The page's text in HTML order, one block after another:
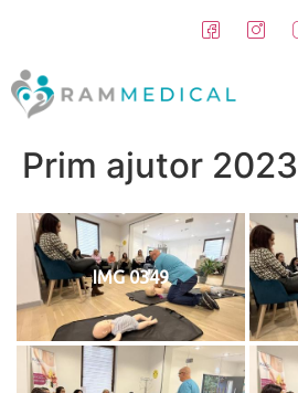
Prim ajutor 2023
IMG 0349